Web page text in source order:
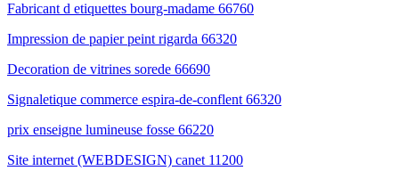
Fabricant d etiquettes bourg-madame 66760
Impression de papier peint rigarda 66320
Decoration de vitrines sorede 66690
Signaletique commerce espira-de-conflent 66320
prix enseigne lumineuse fosse 66220
Site internet (WEBDESIGN) canet 11200